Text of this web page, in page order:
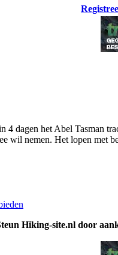
4 dagen het Abel Tasman
wil nemen. Het lopen met
Hiking-site.nl door